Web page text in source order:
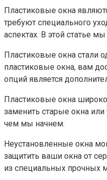
Пластиковые окна
требуют специального
аспектах. В этой статье
Пластиковые окна стали
пластиковые окна, вам
опций является
Пластиковые окна
заменить старые окна
чем мы начнем.
Неустановленные окна
защитить ваши окна от
из специальных прочных